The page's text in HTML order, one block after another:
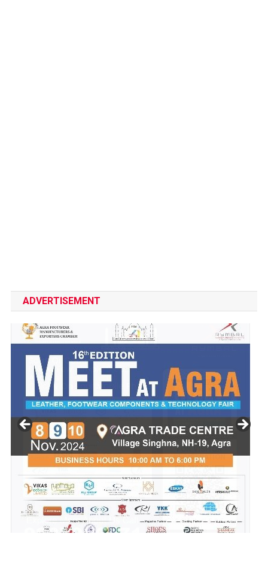
ADVERTISEMENT